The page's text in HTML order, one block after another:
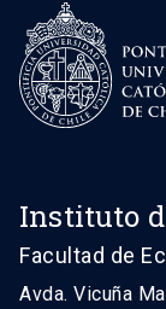
Instituto
Facultad de
Avda. Vicuña